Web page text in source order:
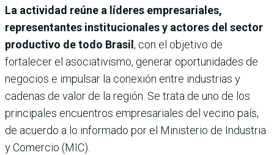
La actividad reúne a líderes empresariales,
representantes institucionales y actores del sector
productivo de todo Brasil, con el objetivo de
fortalecer el asociativismo, generar oportunidades de
negocios e impulsar la conexión entre industrias y
cadenas de valor de la región. Se trata de uno de los
principales encuentros empresariales del vecino país,
de acuerdo a lo informado por el Ministerio de Industria
y Comercio (MIC).